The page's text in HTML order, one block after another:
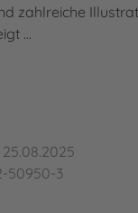
zahlreiche
…
50950-3